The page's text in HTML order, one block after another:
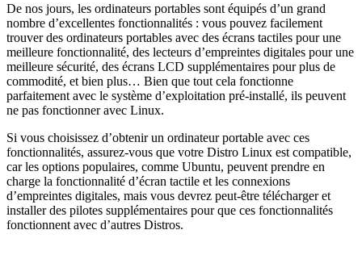
De nos jours, les ordinateurs portables sont équipés d’un grand
nombre d’excellentes fonctionnalités : vous pouvez facilement
trouver des ordinateurs portables avec des écrans tactiles pour une
meilleure fonctionnalité, des lecteurs d’empreintes digitales pour une
meilleure sécurité, des écrans LCD supplémentaires pour plus de
commodité, et bien plus… Bien que tout cela fonctionne
parfaitement avec le système d’exploitation pré-installé, ils peuvent
ne pas fonctionner avec Linux.
Si vous choisissez d’obtenir un ordinateur portable avec ces
fonctionnalités, assurez-vous que votre Distro Linux est compatible,
car les options populaires, comme Ubuntu, peuvent prendre en
charge la fonctionnalité d’écran tactile et les connexions
d’empreintes digitales, mais vous devrez peut-être télécharger et
installer des pilotes supplémentaires pour que ces fonctionnalités
fonctionnent avec d’autres Distros.